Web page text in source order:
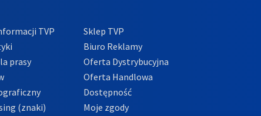
TVP
prasy
(znaki)
Sklep TVP
Biuro Reklamy
Oferta Dystrybucyjna
Oferta Handlowa
Dostępność
Moje zgody